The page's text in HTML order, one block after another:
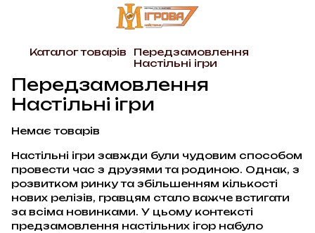
Каталог товарів
Передзамовлення
Настільні ігри
Передзамовлення
Настільні ігри
Немає товарів
Настільні ігри завжди були чудовим способом
провести час з друзями та родиною. Однак, з
розвитком ринку та збільшенням кількості
нових релізів, гравцям стало важче встигати
за всіма новинками. У цьому контексті
предзамовлення настільних ігор набуло